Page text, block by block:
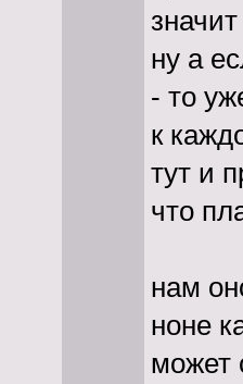
ну а
- то
к
тут и
что
нам
ноне
может